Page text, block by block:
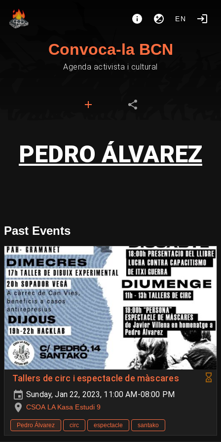
EN
Convoca-la BCN
Agenda activista i cultural
PEDRO ÁLVAREZ
Past Events
Tallers de circ i espectacle de màscares
Sunday, Jan 22, 2023, 11:00 AM-08:00 PM
CSOA LA Kasa Estudi 9
Pedro Álvarez circ espectacle santako